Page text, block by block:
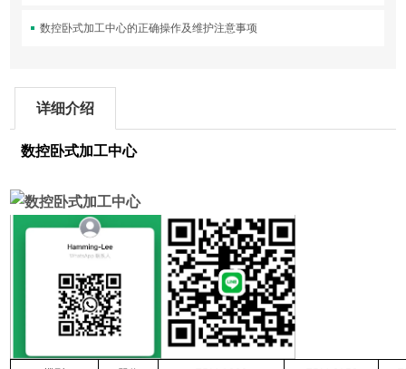
数控卧式加工中心的正确操作及维护注意事项
详细介绍
数控卧式加工中心